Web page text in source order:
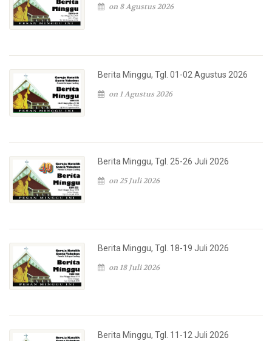
on 8 Agustus 2026
Berita Minggu, Tgl. 01-02 Agustus 2026
on 1 Agustus 2026
Berita Minggu, Tgl. 25-26 Juli 2026
on 25 Juli 2026
Berita Minggu, Tgl. 18-19 Juli 2026
on 18 Juli 2026
Berita Minggu, Tgl. 11-12 Juli 2026